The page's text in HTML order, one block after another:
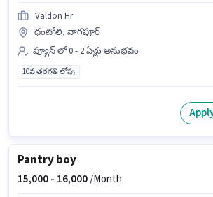
Valdon Hr
ధంటోలి, నాగపూర్
ప్యూన్ లో 0 - 2 ఏళ్లు అనుభవం
10వ తరగతి లోపు
Pantry boy
15,000 - 16,000/Month